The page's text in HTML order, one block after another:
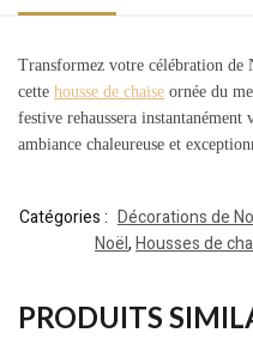
Transformez votre célébration de
cette housse de chaise ornée du
festive rehaussera
ambiance chaleureuse et
Catégories : Décorations de
Noël,Housses de
PRODUITS